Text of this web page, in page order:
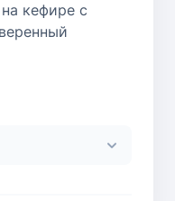
кефире с